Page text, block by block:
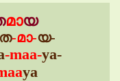
മായ
-മാ-യ-
-maa-ya-
ya